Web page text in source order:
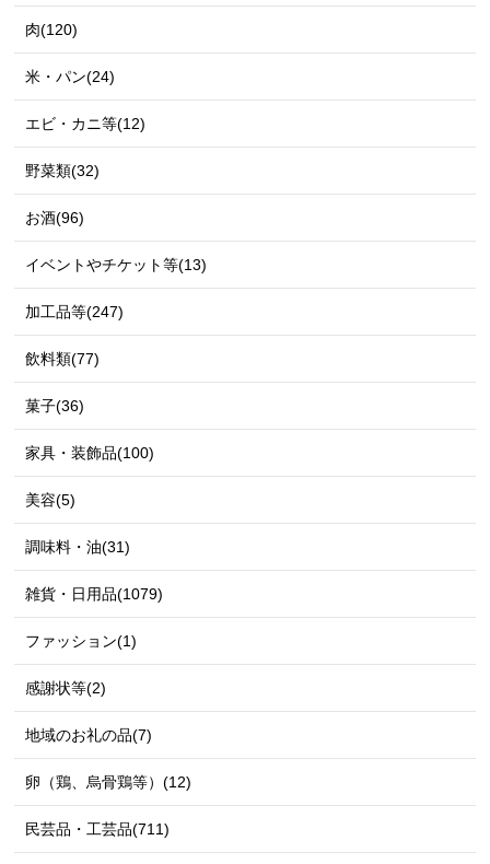
肉(120)
米・パン(24)
エビ・カニ等(12)
野菜類(32)
お酒(96)
イベントやチケット等(13)
加工品等(247)
飲料類(77)
菓子(36)
家具・装飾品(100)
美容(5)
調味料・油(31)
雑貨・日用品(1079)
ファッション(1)
感謝状等(2)
地域のお礼の品(7)
卵（鶏、烏骨鶏等）(12)
民芸品・工芸品(711)